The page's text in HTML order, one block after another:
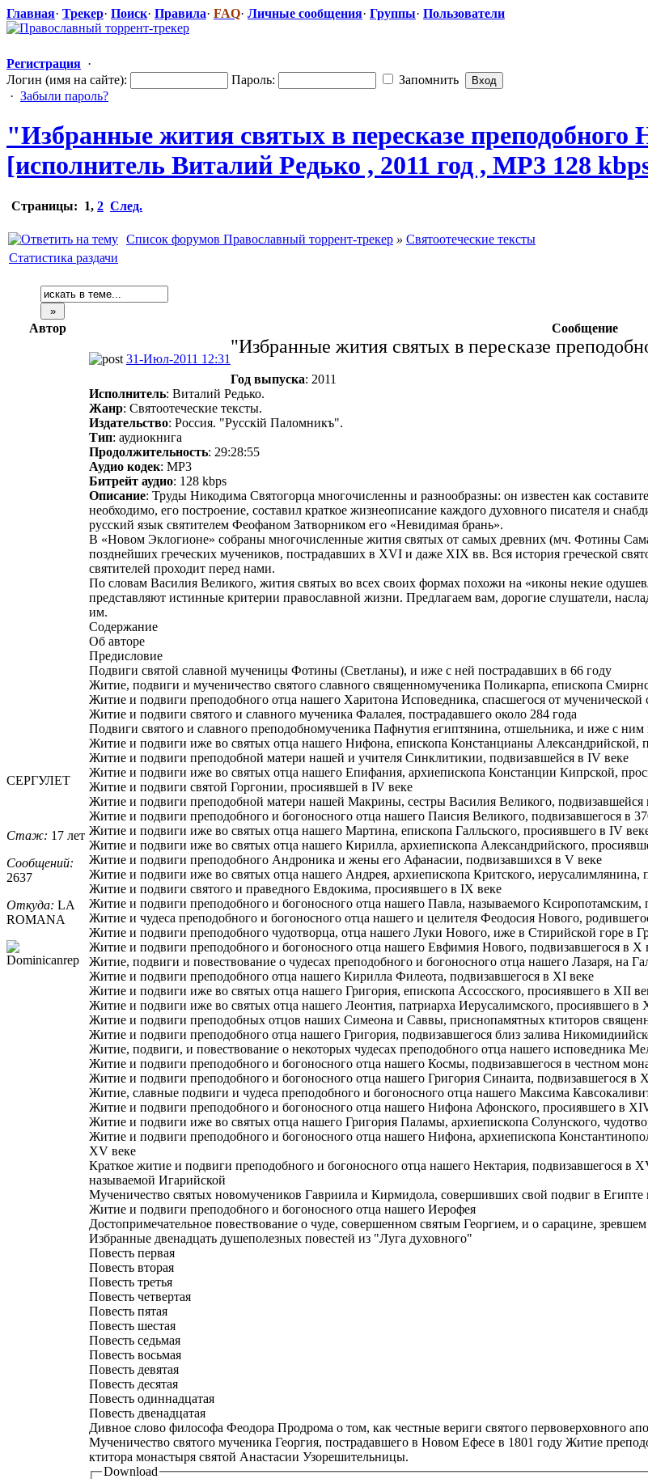
Главная· Трекер· Поиск· Правила· FAQ· Личные сообщения· Группы· Пользователи
Регистрация ·
Логин (имя на сайте):
Пароль:
Запомнить
· Забыли пароль?
"Избранн​ые жития святых в пересказе преподобного
[исполнитель Виталий Редько , 2011 год , MP3 128
Страницы: 1, 2 След.
Список форумов Православный торрент-трекер » Святоотеческие тексты
Статистика раздачи
Автор Сообщение
СЕРГУЛЕТ
Стаж: 17 лет
Сообщений:
2637
Откуда: LA
ROMANA
31-Июл-2011 12:31
"Избранные жития святых в пересказе
Год выпуска: 2011
Исполнитель: Виталий Редько.
Жанр: Святоотеческие тексты.
Издательство: Россия. "Русскiй Паломникъ".
Тип: аудиокнига
Продолжительность: 29:28:55
Аудио кодек: MP3
Битрейт аудио: 128 kbps
Описание: Труды Никодима Святогорца многочисленны и разнообразны: он известен как
необходимо, его построение, составил краткое жизнеописание каждого духовного писателя и
русский язык святителем Феофаном Затворником его «Невидимая брань».
В «Новом Эклогионе» собраны многочисленные жития святых от самых древних (мч. Фотины
позднейших греческих мучеников, пострадавших в XVI и даже XIX вв. Вся история греческой
святителей проходит перед нами.
По словам Василия Великого, жития святых во всех своих формах похожи на «иконы некие
представляют истинные критерии православной жизни. Предлагаем вам, дорогие слушатели,
им.
Содержание
Об авторе
Предисловие
Подвиги святой славной мученицы Фотины (Светланы), и иже с ней пострадавших в 66 году
Житие, подвиги и мученичество святого славного священномученика Поликарпа, епископа
Житие и подвиги преподобного отца нашего Харитона Исповедника, спасшегося от мученической
Житие и подвиги святого и славного мученика Фалалея, пострадавшего около 284 года
Подвиги святого и славного преподобномученика Пафнутия египтянина, отшельника, и иже с
Житие и подвиги иже во святых отца нашего Нифона, епископа Констанцианы Александрийской,
Житие и подвиги преподобной матери нашей и учителя Синклитикии, подвизавшейся в IV веке
Житие и подвиги иже во святых отца нашего Епифания, архиепископа Констанции Кипрской,
Житие и подвиги святой Горгонии, просиявшей в IV веке
Житие и подвиги преподобной матери нашей Макрины, сестры Василия Великого, подвизавшейся
Житие и подвиги преподобного и богоносного отца нашего Паисия Великого, подвизавшегося в
Житие и подвиги иже во святых отца нашего Мартина, епископа Галльского, просиявшего в IV
Житие и подвиги иже во святых отца нашего Кирилла, архиепископа Александрийского,
Житие и подвиги преподобного Андроника и жены его Афанасии, подвизавшихся в V веке
Житие и подвиги иже во святых отца нашего Андрея, архиепископа Критского, иерусалимлянина,
Житие и подвиги святого и праведного Евдокима, просиявшего в IX веке
Житие и подвиги преподобного и богоносного отца нашего Павла, называемого Ксиропотамским,
Житие и чудеса преподобного и богоносного отца нашего и целителя Феодосия Нового,
Житие и подвиги преподобного чудотворца, отца нашего Луки Нового, иже в Стирийской горе в
Житие и подвиги преподобного и богоносного отца нашего Евфимия Нового, подвизавшегося в X
Житие, подвиги и повествование о чудесах преподобного и богоносного отца нашего Лазаря, на
Житие и подвиги преподобного отца нашего Кирилла Филеота, подвизавшегося в XI веке
Житие и подвиги иже во святых отца нашего Григория, епископа Ассосского, просиявшего в XII
Житие и подвиги иже во святых отца нашего Леонтия, патриарха Иерусалимского, просиявшего в
Житие и подвиги преподобных отцов наших Симеона и Саввы, приснопамятных ктиторов
Житие и подвиги преподобного отца нашего Григория, подвизавшегося близ залива
Житие, подвиги, и повествование о некоторых чудесах преподобного отца нашего исповедника
Житие и подвиги преподобного и богоносного отца нашего Космы, подвизавшегося в честном
Житие и подвиги преподобного и богоносного отца нашего Григория Синаита, подвизавшегося в
Житие, славные подвиги и чудеса преподобного и богоносного отца нашего Максима
Житие и подвиги преподобного и богоносного отца нашего Нифона Афонского, просиявшего в
Житие и подвиги иже во святых отца нашего Григория Паламы, архиепископа Солунского,
Житие и подвиги преподобного и богоносного отца нашего Нифона, архиепископа
XV веке
Краткое житие и подвиги преподобного и богоносного отца нашего Нектария, подвизавшегося в
называемой Игарийской
Мученичество святых новомучеников Гавриила и Кирмидола, совершивших свой подвиг в Египте
Житие и подвиги преподобного и богоносного отца нашего Иерофея
Достопримечательное повествование о чуде, совершенном святым Георгием, и о сарацине,
Избранные двенадцать душеполезных повестей из "Луга духовного"
Повесть первая
Повесть вторая
Повесть третья
Повесть четвертая
Повесть пятая
Повесть шестая
Повесть седьмая
Повесть восьмая
Повесть девятая
Повесть десятая
Повесть одиннадцатая
Повесть двенадцатая
Дивное слово философа Феодора Продрома о том, как честные вериги святого первоверховного
Мученичество святого мученика Георгия, пострадавшего в Новом Ефесе в 1801 году Житие
ктитора монастыря святой Анастасии Узорешительницы.
Download